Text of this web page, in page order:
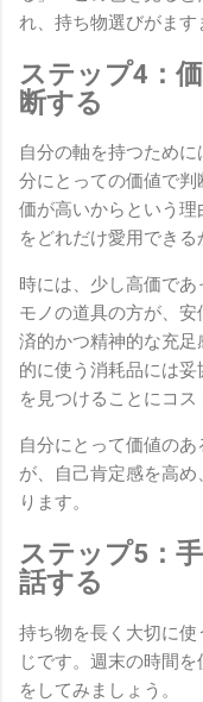
れ、持ち物選びがます
ステップ4：
断する
自分の軸を持つため
分にとっての価値で
価が高いからという
をどれだけ愛用できる
時には、少し高価で
モノの道具の方が、
済的かつ精神的な充
的に使う消耗品には
を見つけることにコス
自分にとって価値の
が、自己肯定感を高
ります。
ステップ5：
話する
持ち物を長く大切に
じです。週末の時間
をしてみましょう。